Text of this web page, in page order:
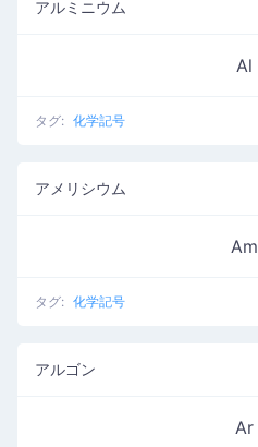
アルミニウム
Al
タグ: 化学記号
アメリシウム
Am
タグ: 化学記号
アルゴン
Ar